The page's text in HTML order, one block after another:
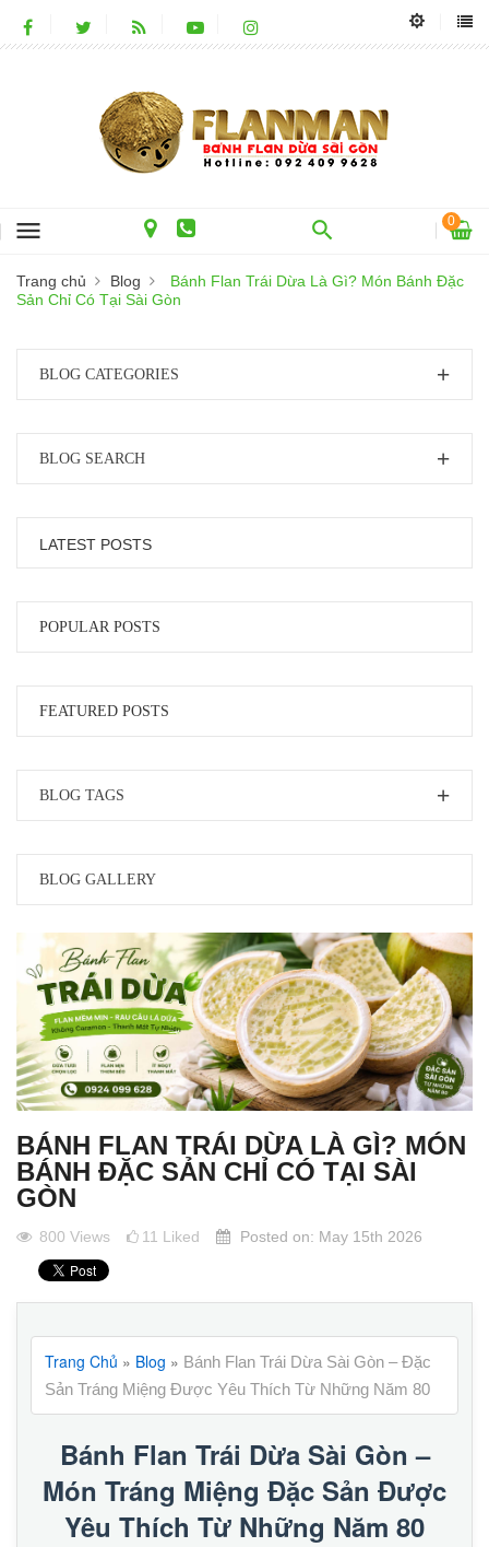
menu 0
Trang chủ Blog
Bánh Flan Trái Dừa Là Gì? Món Bánh Đặc
Sản Chỉ Có Tại Sài Gòn
BLOG CATEGORIES
BLOG SEARCH
LATEST POSTS
POPULAR POSTS
FEATURED POSTS
BLOG TAGS
BLOG GALLERY
BÁNH FLAN TRÁI DỪA LÀ GÌ? MÓN
BÁNH ĐẶC SẢN CHỈ CÓ TẠI SÀI
GÒN
800 Views 11 Liked Posted on: May 15th 2026
Trang Chủ » Blog » Bánh Flan Trái Dừa Sài Gòn – Đặc
Sản Tráng Miệng Được Yêu Thích Từ Những Năm 80
Bánh Flan Trái Dừa Sài Gòn –
Món Tráng Miệng Đặc Sản Được
Yêu Thích Từ Những Năm 80